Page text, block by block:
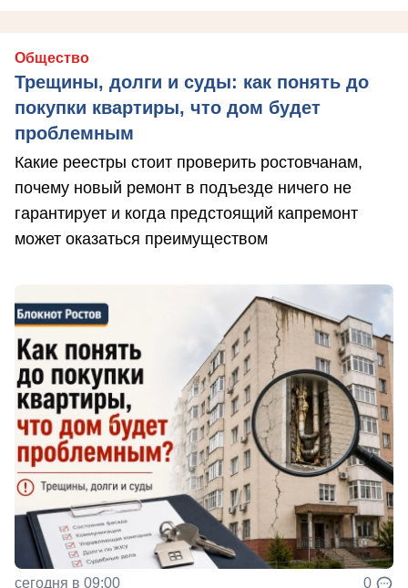
Общество
Трещины, долги и суды: как понять до
покупки квартиры, что дом будет
проблемным
Какие реестры стоит проверить ростовчанам,
почему новый ремонт в подъезде ничего не
гарантирует и когда предстоящий капремонт
может оказаться преимуществом
сегодня в 09:00 0